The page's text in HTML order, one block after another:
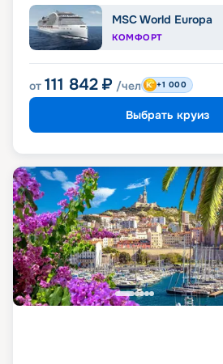
MSC World Europa
КОМФОРТ
от 111 842 ₽ /чел +1 000
Выбрать круиз